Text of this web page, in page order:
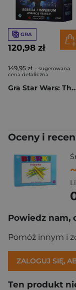
GRA
120,98 zł
149,95 zł - sugerowana
cena detaliczna
Gra Star Wars: The Deckbuilding Game -
Oceny i
~
Powiedz nam,
Pomóż innym i
ZALOGUJ SIĘ,
Ten produkt